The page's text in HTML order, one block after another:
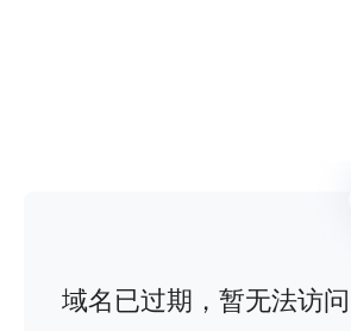
域名已过期，暂无法访问